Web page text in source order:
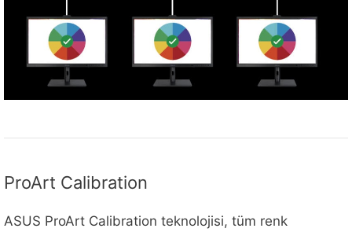
ProArt Calibration
ASUS ProArt Calibration teknolojisi, tüm renk